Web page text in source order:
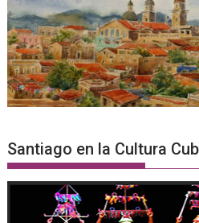
Santiago en la Cultura